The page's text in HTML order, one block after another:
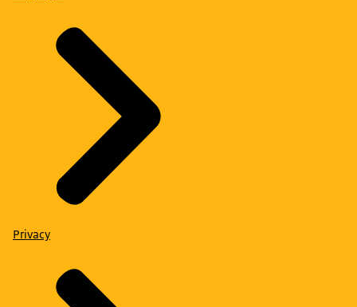
Privacy